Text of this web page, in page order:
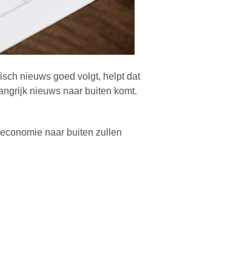
nieuws goed volgt, helpt dat
nieuws naar buiten komt.
naar buiten zullen